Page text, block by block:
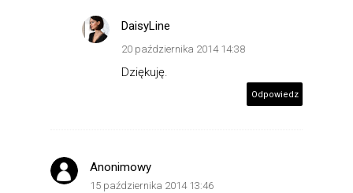
DaisyLine
20 października 2014 14:38
Dziękuję.
Odpowiedz
Anonimowy
15 października 2014 13:46